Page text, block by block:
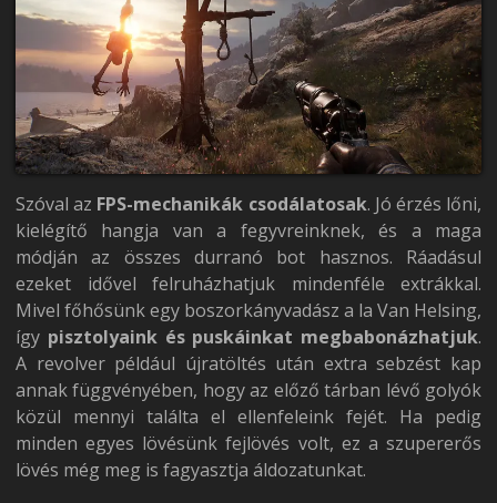
Szóval az FPS-mechanikák csodálatosak. Jó érzés lőni,
kielégítő hangja van a fegyvreinknek, és a maga
módján az összes durranó bot hasznos. Ráadásul
ezeket idővel felruházhatjuk mindenféle extrákkal.
Mivel főhősünk egy boszorkányvadász a la Van Helsing,
így pisztolyaink és puskáinkat megbabonázhatjuk.
A revolver például újratöltés után extra sebzést kap
annak függvényében, hogy az előző tárban lévő golyók
közül mennyi találta el ellenfeleink fejét. Ha pedig
minden egyes lövésünk fejlövés volt, ez a szupererős
lövés még meg is fagyasztja áldozatunkat.